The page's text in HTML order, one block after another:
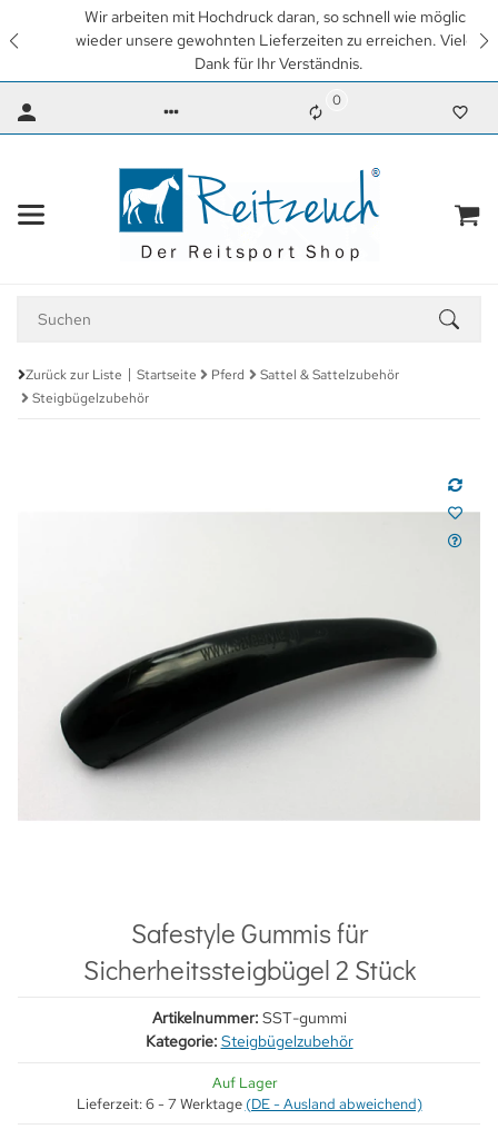
Wir arbeiten mit Hochdruck daran, so schnell wie möglich
wieder unsere gewohnten Lieferzeiten zu erreichen. Vielen
Dank für Ihr Verständnis.
0
Zurück zur Liste Startseite Pferd
Sattel & Sattelzubehör
Steigbügelzubehör
Safestyle Gummis für
Sicherheitssteigbügel 2 Stück
Artikelnummer: SST-gummi
Kategorie: Steigbügelzubehör
Auf Lager
Lieferzeit:6 - 7 Werktage (DE - Ausland abweichend)